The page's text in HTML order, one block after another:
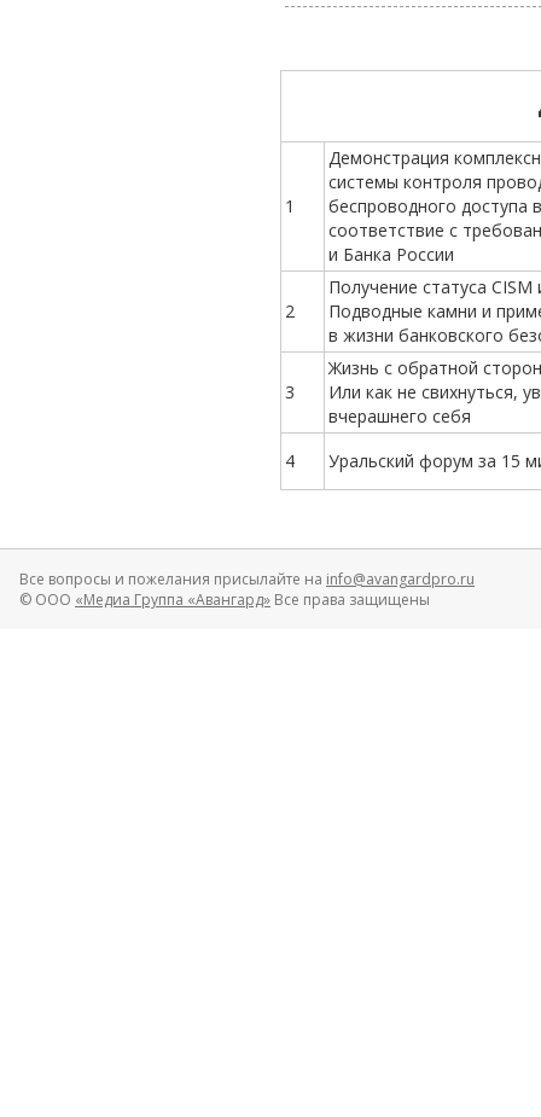
1
Демонстрация
системы контроля
беспроводного доступа в
соответствие с
и Банка России
2
Получение статуса CISM
Подводные камни и
в жизни банковского
3
Жизнь с обратной
Или как не свихнуться,
вчерашнего себя
4
Уральский форум за 15
Все вопросы и пожелания присылайте на info@avangardpro.ru
© ООО «Медиа Группа «Авангард» Все права защищены